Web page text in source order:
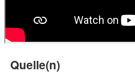
Quelle(n)